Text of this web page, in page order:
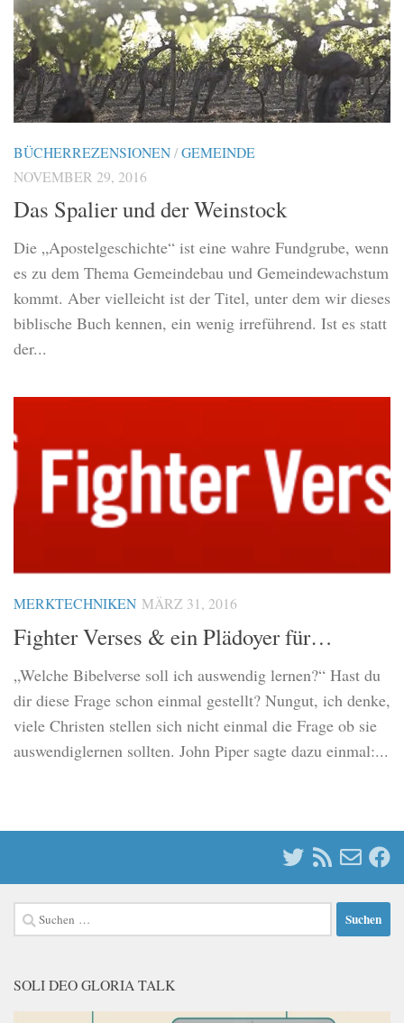
BÜCHERREZENSIONEN/GEMEINDE
NOVEMBER 29, 2016
Das Spalier und der Weinstock
Die „Apostelgeschichte“ ist eine wahre Fundgrube, wenn
es zu dem Thema Gemeindebau und Gemeindewachstum
kommt. Aber vielleicht ist der Titel, unter dem wir dieses
biblische Buch kennen, ein wenig irreführend. Ist es statt
der...
MERKTECHNIKEN MÄRZ 31, 2016
Fighter Verses & ein Plädoyer für…
„Welche Bibelverse soll ich auswendig lernen?“ Hast du
dir diese Frage schon einmal gestellt? Nungut, ich denke,
viele Christen stellen sich nicht einmal die Frage ob sie
auswendiglernen sollten. John Piper sagte dazu einmal:...
Suchen
nach:
SOLI DEO GLORIA TALK